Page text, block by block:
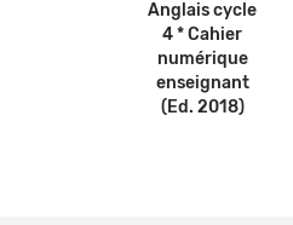
Anglais cycle
4 * Cahier
numérique
enseignant
(Ed. 2018)